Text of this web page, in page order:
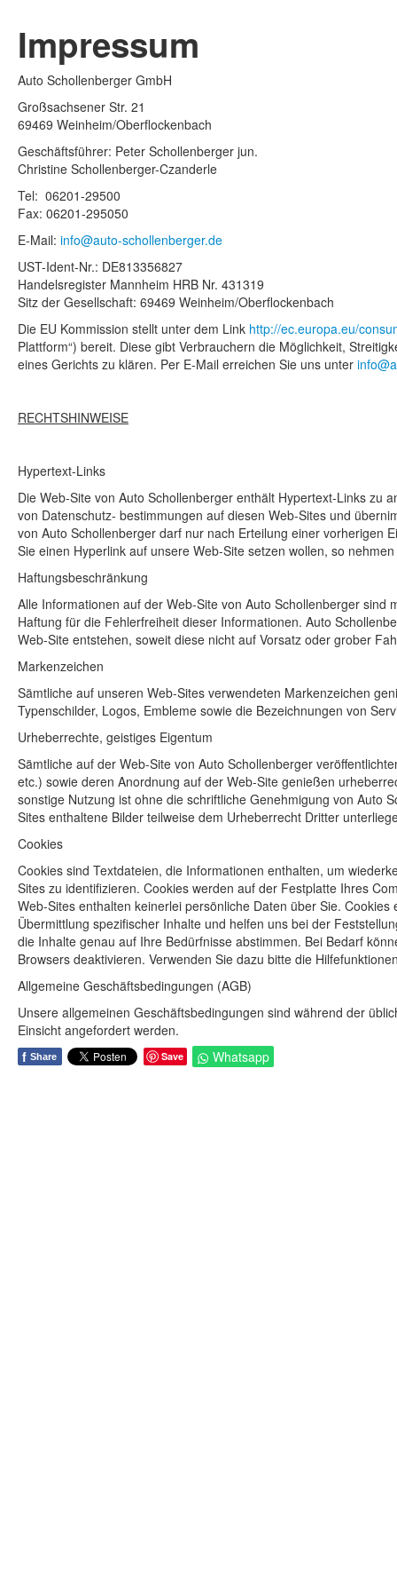
Impressum
Auto Schollenberger GmbH
Großsachsener Str. 21
69469 Weinheim/Oberflockenbach
Geschäftsführer: Peter Schollenberger jun.
Christine Schollenberger-Czanderle
Tel: 06201-29500
Fax: 06201-295050
E-Mail: info@auto-schollenberger.de
UST-Ident-Nr.: DE813356827
Handelsregister Mannheim HRB Nr. 431319
Sitz der Gesellschaft: 69469 Weinheim/Oberflockenbach
Die EU Kommission stellt unter dem Link http://ec.europa.eu/
Plattform“) bereit. Diese gibt Verbrauchern die Möglichkeit,
eines Gerichts zu klären. Per E-Mail erreichen Sie uns unter
RECHTSHINWEISE
Hypertext-Links
Die Web-Site von Auto Schollenberger enthält Hypertext-Links zu
von Datenschutz- bestimmungen auf diesen Web-Sites und
von Auto Schollenberger darf nur nach Erteilung einer vorherigen
Sie einen Hyperlink auf unsere Web-Site setzen wollen, so
Haftungsbeschränkung
Alle Informationen auf der Web-Site von Auto Schollenberger
Haftung für die Fehlerfreiheit dieser Informationen. Auto
Web-Site entstehen, soweit diese nicht auf Vorsatz oder grober
Markenzeichen
Sämtliche auf unseren Web-Sites verwendeten Markenzeichen
Typenschilder, Logos, Embleme sowie die Bezeichnungen von
Urheberrechte, geistiges Eigentum
Sämtliche auf der Web-Site von Auto Schollenberger
etc.) sowie deren Anordnung auf der Web-Site genießen
sonstige Nutzung ist ohne die schriftliche Genehmigung von Auto
Sites enthaltene Bilder teilweise dem Urheberrecht Dritter
Cookies
Cookies sind Textdateien, die Informationen enthalten, um
Sites zu identifizieren. Cookies werden auf der Festplatte Ihres
Web-Sites enthalten keinerlei persönliche Daten über Sie.
Übermittlung spezifischer Inhalte und helfen uns bei der
die Inhalte genau auf Ihre Bedürfnisse abstimmen. Bei Bedarf
Browsers deaktivieren. Verwenden Sie dazu bitte die
Allgemeine Geschäftsbedingungen (AGB)
Unsere allgemeinen Geschäftsbedingungen sind während der
Einsicht angefordert werden.
f Share Save Whatsapp